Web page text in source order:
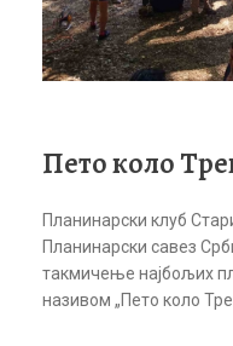
Пето коло
Планинарски клуб
Планинарски савез
такмичење најбољих
називом „Пето коло